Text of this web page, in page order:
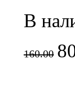
В
160.00